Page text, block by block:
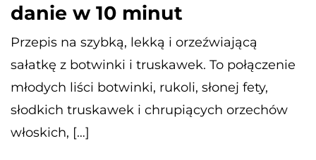
danie w 10 minut
Przepis na szybką, lekką i orzeźwiającą
sałatkę z botwinki i truskawek. To połączenie
młodych liści botwinki, rukoli, słonej fety,
słodkich truskawek i chrupiących orzechów
włoskich, […]